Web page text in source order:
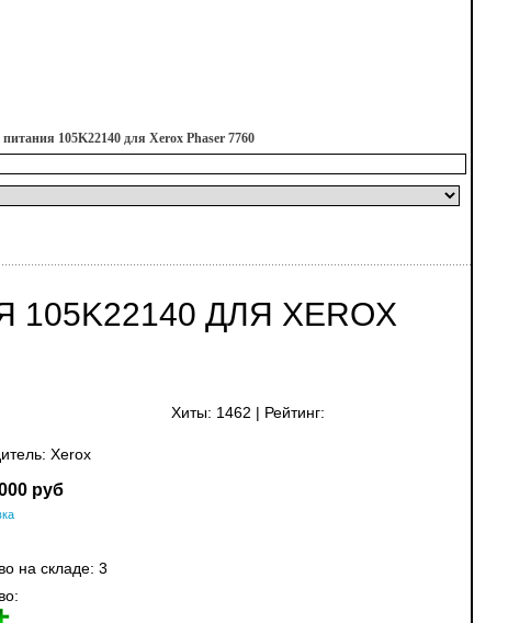
105K22140 для Xerox Phaser 7760
ДЛЯ XEROX
Хиты: 1462 Рейтинг:
Xerox
руб
на складе: 3